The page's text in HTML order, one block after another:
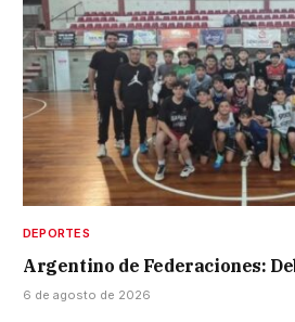
DEPORTES
Argentino de Federaciones:
6 de agosto de 2026